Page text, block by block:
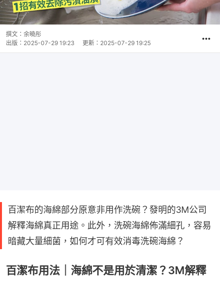
撰文： 余曉彤
出版： 2025-07-29 19:23 更新： 2025-07-29 19:25
百潔布的海綿部分原意非用作洗碗？發明的3M公司
解釋海綿真正用途。此外，洗碗海綿佈滿細孔，容易
暗藏大量細菌，如何才可有效消毒洗碗海綿？
百潔布用法｜海綿不是用於清潔？3M解釋